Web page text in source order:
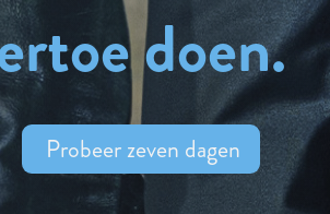
doen.
Probeer zeven dagen